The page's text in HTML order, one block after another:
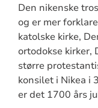
Den nikenske
og er mer
katolske kirke,
ortodokse kirker,
større
konsilet i Nikea i
er det 1700 års